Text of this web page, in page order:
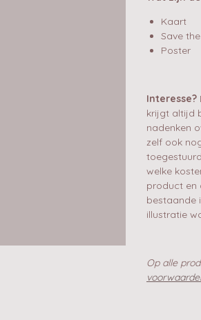
Kaart
Save
Poster
Interesse?
krijgt altijd
nadenken
zelf ook
welke
product en
bestaande
illustratie
Op alle